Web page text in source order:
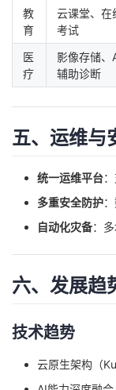
教
育
云课堂、在
考试
医
疗
影像存储、
辅助诊断
五、运维与
统一运维平台
多重安全防护
自动化灾备：
六、发展趋
技术趋势
云原生架构（